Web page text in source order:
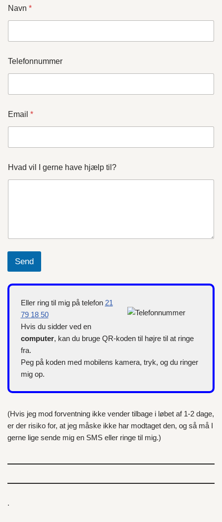
Navn *
Telefonnummer
Email *
Hvad vil I gerne have hjælp til?
Send
Eller ring til mig på telefon 21
79 18 50
Hvis du sidder ved en
computer, kan du bruge QR-koden til højre til at ringe
fra.
Peg på koden med mobilens kamera, tryk, og du ringer
mig op.
(Hvis jeg mod forventning ikke vender tilbage i løbet af 1-2 dage,
er der risiko for, at jeg måske ikke har modtaget den, og så må I
gerne lige sende mig en SMS eller ringe til mig.)
.